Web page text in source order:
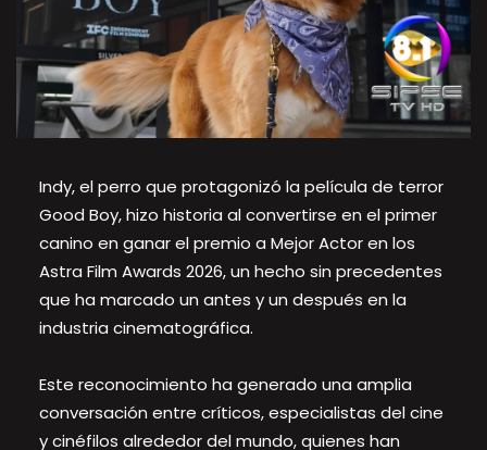
Indy, el perro que protagonizó la película de terror
Good Boy, hizo historia al convertirse en el primer
canino en ganar el premio a Mejor Actor en los
Astra Film Awards 2026, un hecho sin precedentes
que ha marcado un antes y un después en la
industria cinematográfica.
Este reconocimiento ha generado una amplia
conversación entre críticos, especialistas del cine
y cinéfilos alrededor del mundo, quienes han